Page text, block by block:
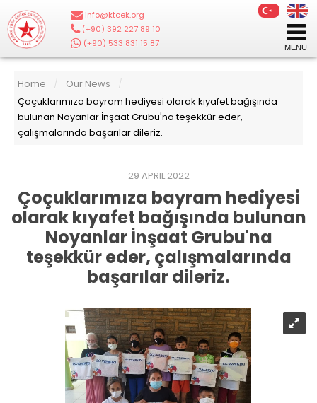
info@ktcek.org
(+90) 392 227 89 10
(+90) 533 831 15 87
Home / Our News /
Çoçuklarımıza bayram hediyesi olarak kıyafet bağışında
bulunan Noyanlar İnşaat Grubu'na teşekkür eder,
çalışmalarında başarılar dileriz.
29 APRIL 2022
Çoçuklarımıza bayram hediyesi
olarak kıyafet bağışında bulunan
Noyanlar İnşaat Grubu'na
teşekkür eder, çalışmalarında
başarılar dileriz.